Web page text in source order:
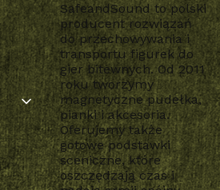
SafeandSound to polski
producent rozwiązań
do przechowywania i
transportu figurek do
gier bitewnych. Od 2011
roku tworzymy
magnetyczne pudełka,
pianki i akcesoria.
Oferujemy także
gotowe podstawki
sceniczne, które
oszczędzają czas i